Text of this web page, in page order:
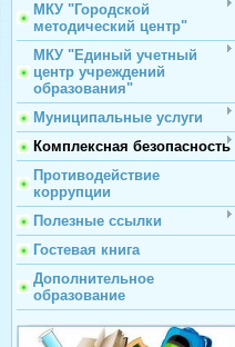
МКУ "Городской
методический центр"
МКУ "Единый учетный
центр учреждений
образования"
Муниципальные услуги
Комплексная безопасность
Противодействие
коррупции
Полезные ссылки
Гостевая книга
Дополнительное
образование